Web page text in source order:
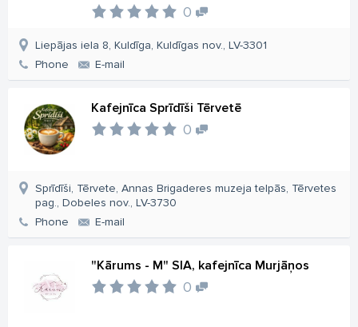
0
Liepājas iela 8, Kuldīga, Kuldīgas nov., LV-3301
Phone
E-mail
Kafejnīca Sprīdīši Tērvetē
0
Sprīdīši, Tērvete, Annas Brigaderes muzeja telpās, Tērvetes
pag., Dobeles nov., LV-3730
Phone
E-mail
"Kārums - M" SIA, kafejnīca Murjāņos
0